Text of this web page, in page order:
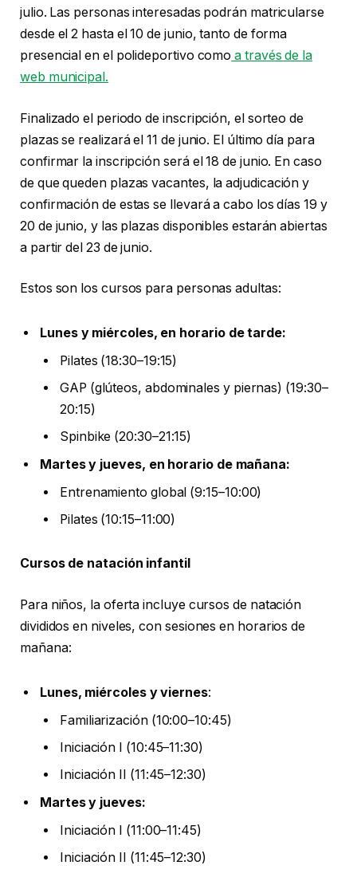
julio. Las personas interesadas podrán matricularse
desde el 2 hasta el 10 de junio, tanto de forma
presencial en el polideportivo como a través de la
web municipal.
Finalizado el periodo de inscripción, el sorteo de
plazas se realizará el 11 de junio. El último día para
confirmar la inscripción será el 18 de junio. En caso
de que queden plazas vacantes, la adjudicación y
confirmación de estas se llevará a cabo los días 19 y
20 de junio, y las plazas disponibles estarán abiertas
a partir del 23 de junio.
Estos son los cursos para personas adultas:
Lunes y miércoles, en horario de tarde:
Pilates (18:30–19:15)
GAP (glúteos, abdominales y piernas) (19:30–
20:15)
Spinbike (20:30–21:15)
Martes y jueves, en horario de mañana:
Entrenamiento global (9:15–10:00)
Pilates (10:15–11:00)
Cursos de natación infantil
Para niños, la oferta incluye cursos de natación
divididos en niveles, con sesiones en horarios de
mañana:
Lunes, miércoles y viernes:
Familiarización (10:00–10:45)
Iniciación I (10:45–11:30)
Iniciación II (11:45–12:30)
Martes y jueves:
Iniciación I (11:00–11:45)
Iniciación II (11:45–12:30)